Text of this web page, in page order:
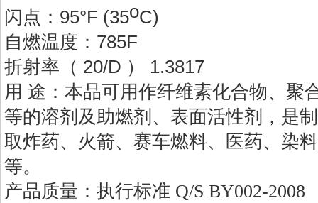
闪点：95°F (35οC)
自燃温度：785F
折射率（ 20/D ） 1.3817
用 途：本品可用作纤维素化合物、聚
等的溶剂及助燃剂、表面活性剂，是
取炸药、火箭、赛车燃料、医药、染
等。
产品质量：执行标准 Q/S BY002-2008